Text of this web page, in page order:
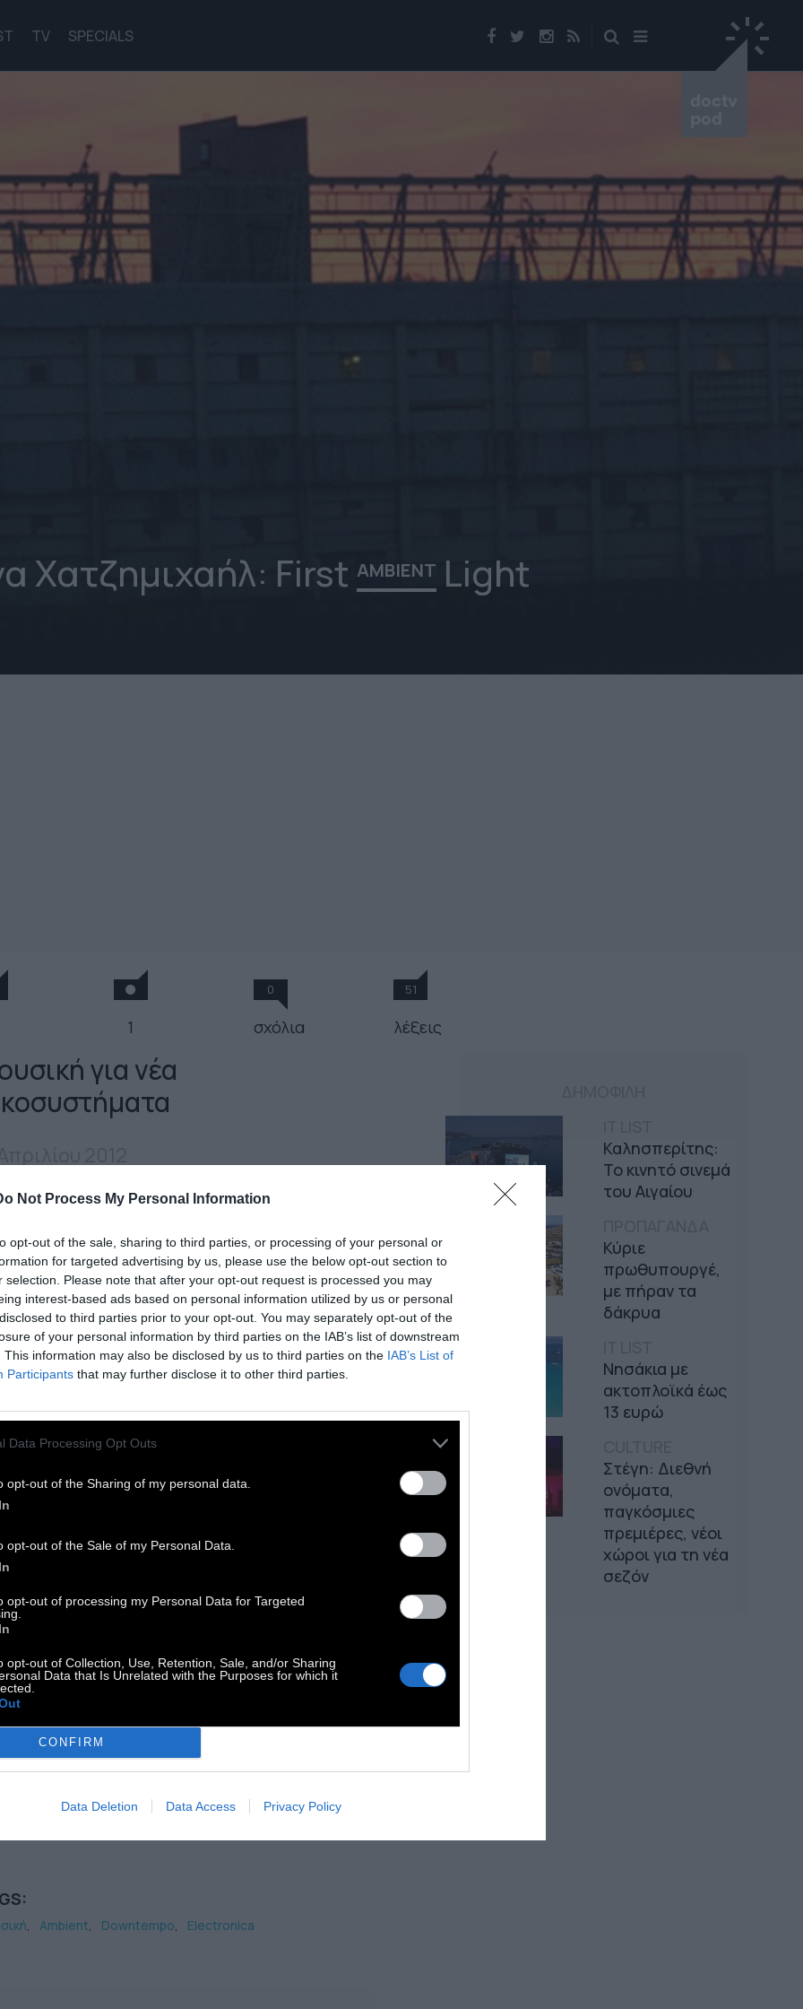
Not Process My Personal Information
opt-out of the sale, sharing to third parties, or processing of your personal or
for targeted advertising by us, please use the below opt-out section to
selection. Please note that after your opt-out request is processed you may
interest-based ads based on personal information utilized by us or personal
to third parties prior to your opt-out. You may separately opt-out of the
of your personal information by third parties on the IAB’s list of downstream
This information may also be disclosed by us to third parties on the IAB’s List of
Participants that may further disclose it to other third parties.
Data Processing Opt Outs
opt-out of the Sharing of my personal data.
opt-out of the Sale of my Personal Data.
opt-out of processing my Personal Data for Targeted
opt-out of Collection, Use, Retention, Sale, and/or Sharing
Data that Is Unrelated with the Purposes for which it
CONFIRM
Data Deletion Data Access Privacy Policy
TV SPECIALS
Χατζημιχαήλ: FirstAMBIENT Light
1
0
σχόλια
51
λέξεις
Καλησπερίτης:
Το κινητό σινεμά
του Αιγαίου
Κύριε
πρωθυπουργέ,
με πήραν τα
δάκρυα
Νησάκια με
ακτοπλοϊκά έως
13 ευρώ
Στέγη: Διεθνή
ονόματα,
παγκόσμιες
πρεμιέρες, νέοι
χώροι για τη νέα
σεζόν
για νέα
της Κρήτης. Ακούει θαυμάσιες μουσικές
μοιραστούμε.
μουσική στο pod.radio του DOC TV.
το pop up παράθυρο ώστε να μη
το player όταν βγείτε από τη σελίδα
Ambient Downtempo Electronica